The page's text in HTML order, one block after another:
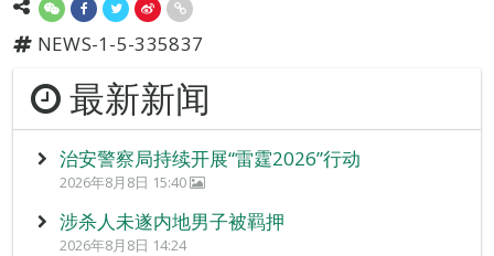
NEWS-1-5-335837
最新新闻
治安警察局持续开展“雷霆2026”行动
2026年8月8日 15:40
涉杀人未遂内地男子被羁押
2026年8月8日 14:24